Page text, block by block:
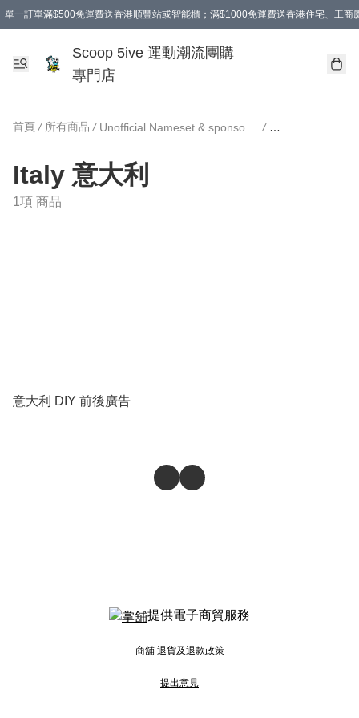
單一訂單滿$500免運費送香港順豐站或智能櫃；滿$1000免運費送香港住宅、工商
Scoop 5ive 運動潮流團購
專門店
首頁 / 所有商品 / /
Italy 意大利
1項 商品
意大利 DIY 前後廣告
提供電子商貿服務
商舖 退貨及退款政策
提出意見